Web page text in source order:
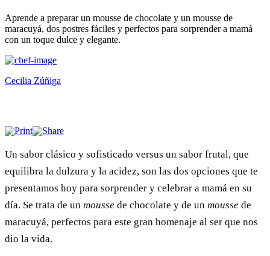
Aprende a preparar un mousse de chocolate y un mousse de
maracuyá, dos postres fáciles y perfectos para sorprender a mamá
con un toque dulce y elegante.
Cecilia Zúñiga
Un sabor clásico y sofisticado versus un sabor frutal, que
equilibra la dulzura y la acidez, son las dos opciones que te
presentamos hoy para sorprender y celebrar a mamá en su
día. Se trata de un mousse de chocolate y de un mousse de
maracuyá, perfectos para este gran homenaje al ser que nos
dio la vida.